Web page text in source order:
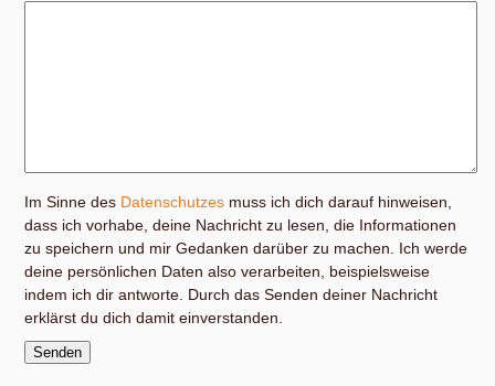
Im Sinne des Datenschutzes muss ich dich darauf hinweisen,
dass ich vorhabe, deine Nachricht zu lesen, die Informationen
zu speichern und mir Gedanken darüber zu machen. Ich werde
deine persönlichen Daten also verarbeiten, beispielsweise
indem ich dir antworte. Durch das Senden deiner Nachricht
erklärst du dich damit einverstanden.